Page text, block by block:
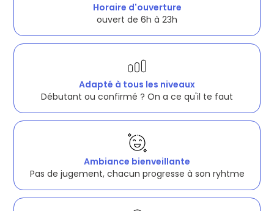
Horaire d'ouverture
ouvert de 6h à 23h
Adapté à tous les niveaux
Débutant ou confirmé ? On a ce qu'il te faut
Ambiance bienveillante
Pas de jugement, chacun progresse à son ryhtme